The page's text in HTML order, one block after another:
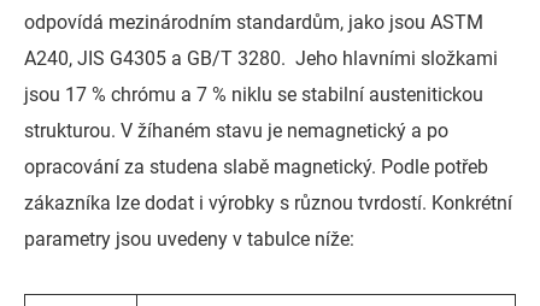
odpovídá mezinárodním standardům, jako jsou ASTM
A240, JIS G4305 a GB/T 3280. Jeho hlavními složkami
jsou 17 % chrómu a 7 % niklu se stabilní austenitickou
strukturou. V žíhaném stavu je nemagnetický a po
opracování za studena slabě magnetický. Podle potřeb
zákazníka lze dodat i výrobky s různou tvrdostí. Konkrétní
parametry jsou uvedeny v tabulce níže: